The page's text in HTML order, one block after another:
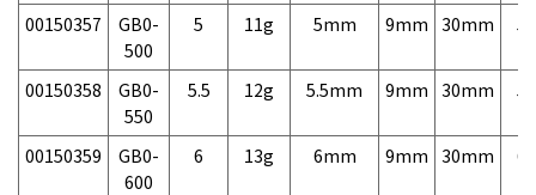
00150357
GB0-
500
5 11g 5mm 9mm 30mm
00150358
GB0-
550
5.5 12g 5.5mm 9mm 30mm
00150359
GB0-
600
6 13g 6mm 9mm 30mm